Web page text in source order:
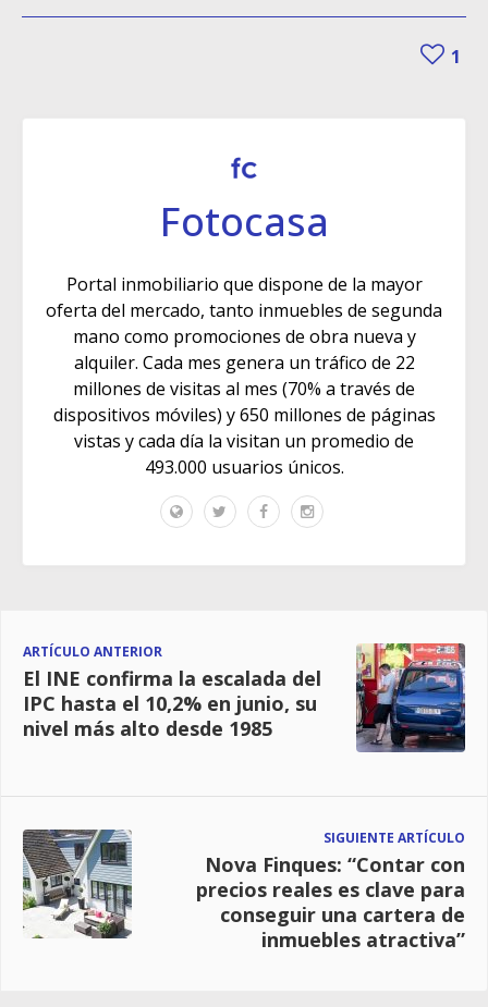
1
Fotocasa
Portal inmobiliario que dispone de la mayor
oferta del mercado, tanto inmuebles de segunda
mano como promociones de obra nueva y
alquiler. Cada mes genera un tráfico de 22
millones de visitas al mes (70% a través de
dispositivos móviles) y 650 millones de páginas
vistas y cada día la visitan un promedio de
493.000 usuarios únicos.
ARTÍCULO ANTERIOR
El INE confirma la escalada del
IPC hasta el 10,2% en junio, su
nivel más alto desde 1985
SIGUIENTE ARTÍCULO
Nova Finques: “Contar con
precios reales es clave para
conseguir una cartera de
inmuebles atractiva”